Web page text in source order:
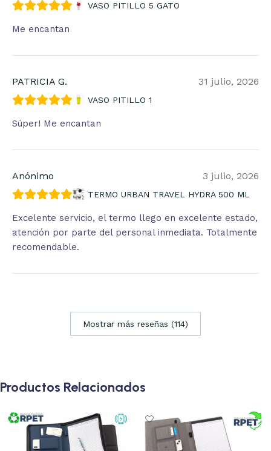
VASO PITILLO 5 GATO
Me encantan
PATRICIA G. 31 julio, 2026
VASO PITILLO 1
Súper! Me encantan
Anónimo 3 julio, 2026
TERMO URBAN TRAVEL HYDRA 500 ML
Excelente servicio, el termo llego en excelente estado,
atención por parte del personal inmediata. Totalmente
recomendable.
Mostrar más reseñas (114)
Productos Relacionados